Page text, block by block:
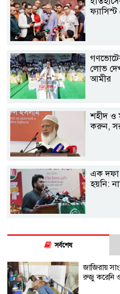
লোভ
আমীর
শহীদ ও
করুন,
এক
হয়নি:
সর্বশেষ
জাজিরায়
রুজু করেনি